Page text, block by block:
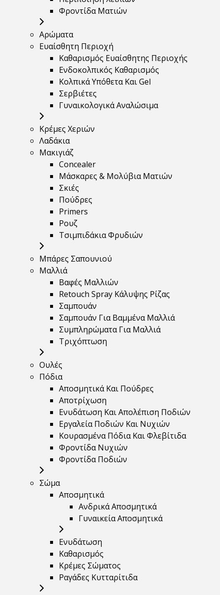
Φροντίδα Ματιών
Αρώματα
Ευαίσθητη Περιοχή
Καθαρισμός Ευαίσθητης Περιοχής
Ενδοκολπικός Καθαρισμός
Κολπικά Υπόθετα Και Gel
Σερβιέτες
Γυναικολογικά Αναλώσιμα
Κρέμες Χεριών
Λαδάκια
Μακιγιάζ
Concealer
Μάσκαρες & Μολύβια Ματιών
Σκιές
Πούδρες
Primers
Ρουζ
Τσιμπιδάκια Φρυδιών
Μπάρες Σαπουνιού
Μαλλιά
Βαφές Μαλλιών
Retouch Spray Κάλυψης Ρίζας
Σαμπουάν
Σαμπουάν Για Βαμμένα Μαλλιά
Συμπληρώματα Για Μαλλιά
Τριχόπτωση
Ουλές
Πόδια
Αποσμητικά Και Πούδρες
Αποτρίχωση
Ενυδάτωση Και Απολέπιση Ποδιών
Εργαλεία Ποδιών Και Νυχιών
Κουρασμένα Πόδια Και Φλεβίτιδα
Φροντίδα Νυχιών
Φροντίδα Ποδιών
Σώμα
Αποσμητικά
Ανδρικά Αποσμητικά
Γυναικεία Αποσμητικά
Ενυδάτωση
Καθαρισμός
Κρέμες Σώματος
Ραγάδες Κυτταρίτιδα